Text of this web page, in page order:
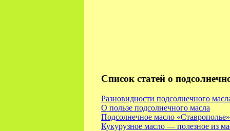
Список статей о
Разновидности подсолнечного
О пользе подсолнечного масла
Подсолнечное масло «Ставрополье»
Кукурузное масло — полезное из